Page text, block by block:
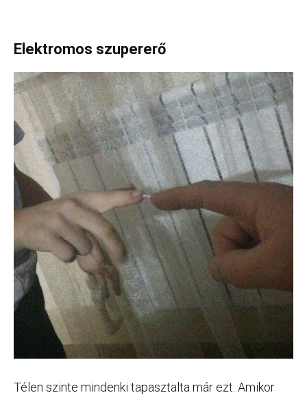
Elektromos szupererő
Télen szinte mindenki tapasztalta már ezt. Amikor